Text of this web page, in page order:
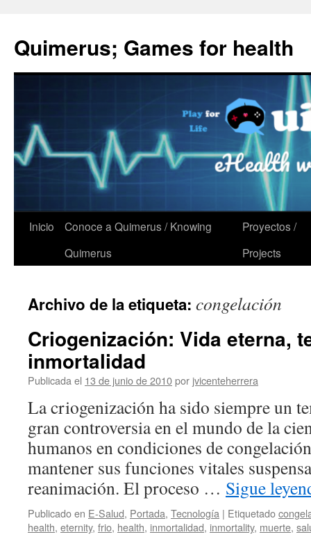
Quimerus; Games for health
Saltar
Inicio
Conoce a Quimerus / Knowing
Quimerus
Proyectos /
Projects
Archivo de la etiqueta: congelación
Criogenización: Vida eterna,
inmortalidad
Publicada el 13 de junio de 2010por jvicenteherrera
La criogenización ha sido siempre un
gran controversia en el mundo de la
humanos en condiciones de
mantener sus funciones vitales
reanimación. El proceso … Sigue
Publicado en E-Salud, Portada, Tecnología | Etiquetado
health, eternity, frio, health, inmortalidad, inmortality, muerte,